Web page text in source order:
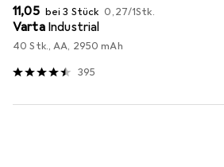
EUR
11,05 bei 3 Stück EUR
0,27/1Stk.
Varta Industrial
40 Stk., AA, 2950 mAh
395